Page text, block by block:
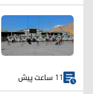
11 ساعت پیش